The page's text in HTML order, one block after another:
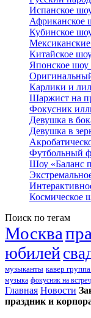
Испанское
Африканское
Кубинское
Китайское
Японское шоу
Карлики и
Шаржист на
Фокусник
Девушка в
Девушка в
Футбольный
Шоу «Баланс
Космическое
Поиск по тегам
Москва
юбилей
музыканты кавер
музыка фокусник на
Главная Новости
праздник и